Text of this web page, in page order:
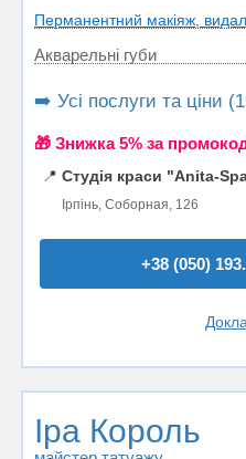
Перманентний макіяж,
Акварельні губи
➡️ Усі послуги та ціни
🎁 Знижка 5% за
📍 Студія краси "Anita-
Ірпінь, Соборная, 126
+38 (050)
Іра Король